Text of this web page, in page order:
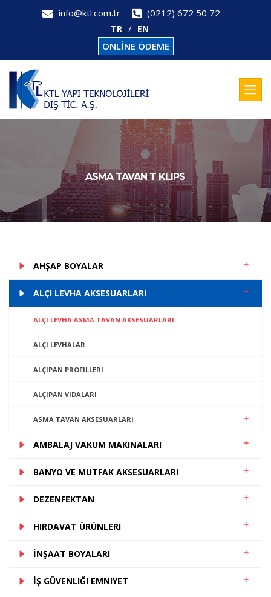
info@ktl.com.tr (0212) 672 50 72
TR EN
ONLİNE ÖDEME
ASMA TAVAN T KLIPS
AHŞAP BOYALAR
ALÇI LEVHA AKSESUARLARI
ALÇI LEVHA ASMA TAVAN AKSESUARLARI
ALÇI LEVHALAR
ALÇIPAN PROFILLERI
ALÇIPAN VIDALARI
ASMA TAVAN AKSESUARLARI
AMBALAJ VAKUM MAKINALARI
BANYO VE MUTFAK AKSESUARLARI
DEZENFEKTAN
HIRDAVAT ÜRÜNLERI
İNŞAAT BOYALARI
İŞ GÜVENLIĞI EMNIYET